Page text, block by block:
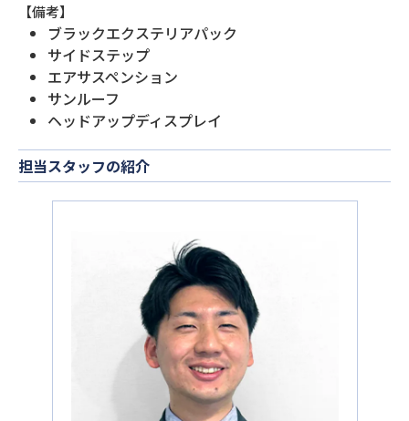
【備考】
ブラックエクステリアパック
サイドステップ
エアサスペンション
サンルーフ
ヘッドアップディスプレイ
担当スタッフの紹介